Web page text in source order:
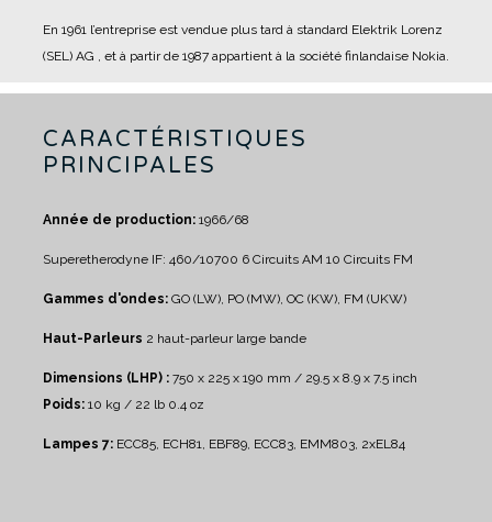
En 1961 l’entreprise est vendue plus tard à standard Elektrik Lorenz
(SEL) AG , et à partir de 1987 appartient à la société finlandaise Nokia.
CARACTÉRISTIQUES
PRINCIPALES
Année de production: 1966/68
Superetherodyne IF: 460/10700 6 Circuits AM 10 Circuits FM
Gammes d'ondes: GO (LW), PO (MW), OC (KW), FM (UKW)
Haut-Parleurs 2 haut-parleur large bande
Dimensions (LHP) : 750 x 225 x 190 mm / 29.5 x 8.9 x 7.5 inch
Poids: 10 kg / 22 lb 0.4 oz
Lampes 7: ECC85, ECH81, EBF89, ECC83, EMM803, 2xEL84